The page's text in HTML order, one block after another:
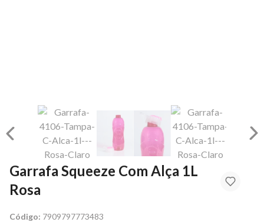
Garrafa Squeeze Com Alça 1L
Rosa
Código: 7909797773483